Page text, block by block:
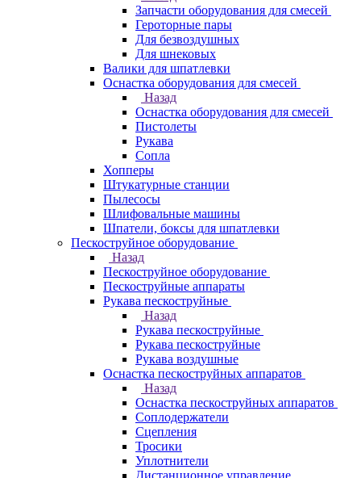
Запчасти оборудования для смесей
Героторные пары
Для безвоздушных
Для шнековых
Валики для шпатлевки
Оснастка оборудования для смесей
Назад
Оснастка оборудования для смесей
Пистолеты
Рукава
Сопла
Хопперы
Штукатурные станции
Пылесосы
Шлифовальные машины
Шпатели, боксы для шпатлевки
Пескоструйное оборудование
Назад
Пескоструйное оборудование
Пескоструйные аппараты
Рукава пескоструйные
Назад
Рукава пескоструйные
Рукава пескоструйные
Рукава воздушные
Оснастка пескоструйных аппаратов
Назад
Оснастка пескоструйных аппаратов
Соплодержатели
Сцепления
Тросики
Уплотнители
Дистанционное управление